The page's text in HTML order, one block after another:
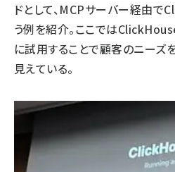
ドとして、MCPサーバー経由
う例を紹介。ここでは
に試用することで顧客のニーズ
見えている。